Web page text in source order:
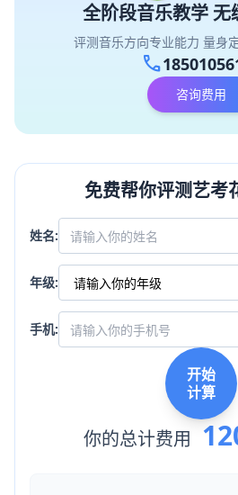
全阶段音乐教学 无
评测音乐方向专业能力 量身
call
咨询费用
免费帮你评测艺考
姓名:
年级:
手机:
开始
计算
你的总计费用